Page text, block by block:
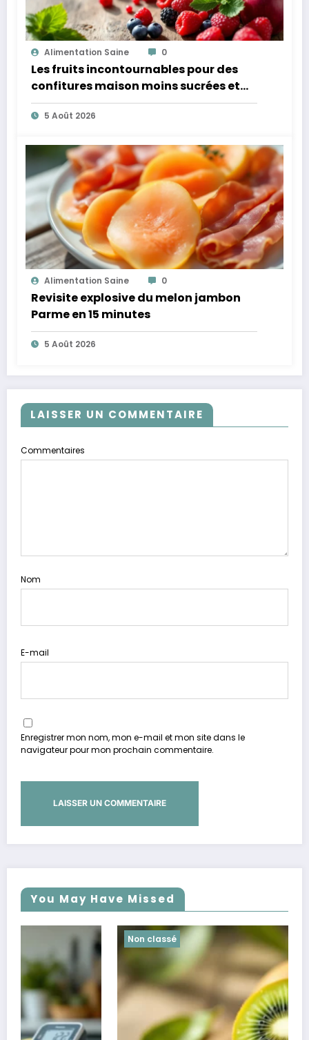
Alimentation Saine 0
Les fruits incontournables pour des
confitures maison moins sucrées et
plus légères
5 Août 2026
Alimentation Saine 0
Revisite explosive du melon jambon
Parme en 15 minutes
5 Août 2026
LAISSER UN COMMENTAIRE
Commentaires
Nom
E-mail
Enregistrer mon nom, mon e-mail et mon site dans le
navigateur pour mon prochain commentaire.
You May Have Missed
Non classé